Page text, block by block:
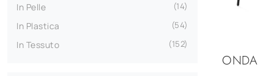
In Pelle 14
In Plastica 54
In Tessuto 152
ONDA